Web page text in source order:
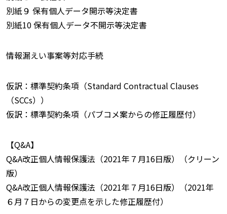
別紙９ 保有個人データ開示等決定書
別紙10 保有個人データ不開示等決定書
情報漏えい事案等対応手続
仮訳：標準契約条項（Standard Contractual Clauses
（SCCs））
仮訳：標準契約条項（パブコメ案からの修正履歴付）
【Q&A】
Q&A改正個人情報保護法（2021年７月16日版）（クリーン
版）
Q&A改正個人情報保護法（2021年７月16日版）（2021年
６月７日からの変更点を示した修正履歴付）